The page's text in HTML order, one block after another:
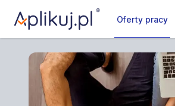
Oferty pracy